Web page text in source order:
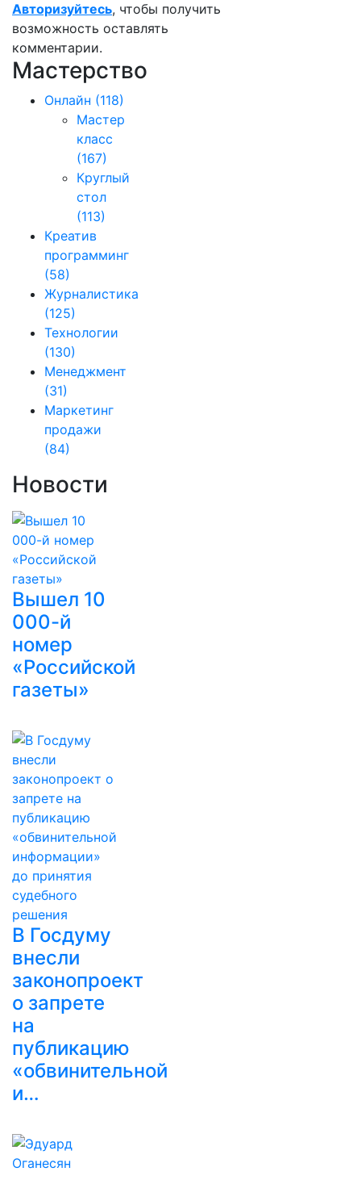
Авторизуйтесь, чтобы получить
возможность оставлять
комментарии.
Мастерство
Онлайн (118)
Мастер
класс
(167)
Круглый
стол
(113)
Креатив
программинг
(58)
Журналистика
(125)
Технологии
(130)
Менеджмент
(31)
Маркетинг
продажи
(84)
Новости
Вышел 10
000-й
номер
«Российской
газеты»
В Госдуму
внесли
законопроект
о запрете
на
публикацию
«обвинительной
и…